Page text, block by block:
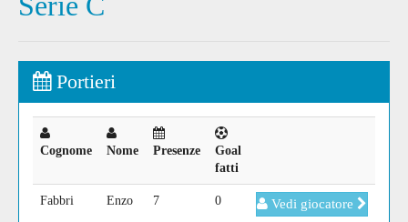
Portieri
Cognome Nome Presenze
Goal
fatti
Fabbri Enzo 7 0 Vedi giocatore